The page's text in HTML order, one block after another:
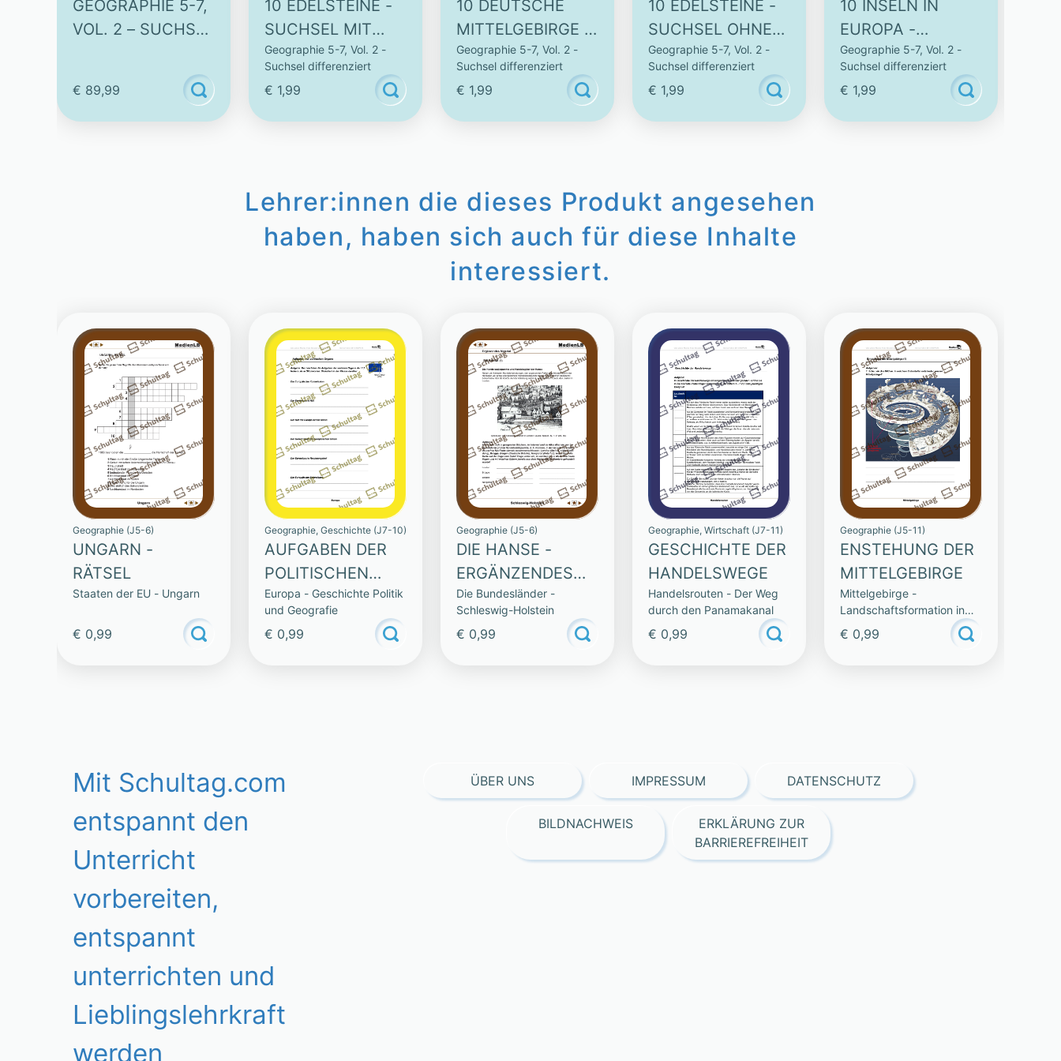
GEOGRAPHIE 5-7,
VOL. 2 – SUCHSEL
€ 89,99
10 EDELSTEINE -
SUCHSEL MIT
SUCHWÖRTER
Geographie 5-7, Vol. 2 -
Suchsel differenziert
€ 1,99
10 DEUTSCHE
MITTELGEBIRGE -
SUCHSEL OHNE
SUCHWÖRTER
Geographie 5-7, Vol. 2 -
Suchsel differenziert
€ 1,99
10 EDELSTEINE -
SUCHSEL OHNE
SUCHWÖRTER
Geographie 5-7, Vol. 2 -
Suchsel differenziert
€ 1,99
10 INSELN IN
EUROPA -
SUCHSEL MIT
SUCHWÖRTER
Geographie 5-7, Vol. 2 -
Suchsel differenziert
€ 1,99
Lehrer:innen die dieses Produkt angesehen
haben, haben sich auch für diese Inhalte
interessiert.
Geographie (J5-6)
UNGARN -
RÄTSEL
Staaten der EU - Ungarn
€ 0,99
Geographie, Geschichte (J7-10)
AUFGABEN DER
POLITISCHEN
ORGANE
Europa - Geschichte Politik
und Geografie
€ 0,99
Geographie (J5-6)
DIE HANSE -
ERGÄNZENDES
MATERIAL
Die Bundesländer -
Schleswig-Holstein
€ 0,99
Geographie, Wirtschaft (J7-11)
GESCHICHTE DER
HANDELSWEGE
Handelsrouten - Der Weg
durch den Panamakanal
€ 0,99
Geographie (J5-11)
ENSTEHUNG DER
MITTELGEBIRGE
Mittelgebirge -
Landschaftsformation in
Deutschland
€ 0,99
Mit Schultag.com
entspannt den
Unterricht
vorbereiten,
entspannt
unterrichten und
Lieblingslehrkraft
werden
ÜBER UNS IMPRESSUM DATENSCHUTZ
BILDNACHWEIS
ERKLÄRUNG ZUR
BARRIEREFREIHEIT